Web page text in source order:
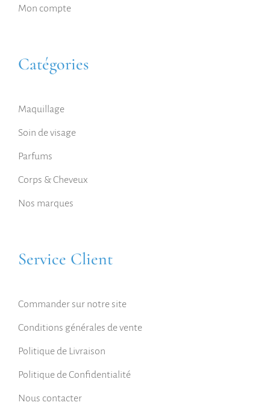
Mon compte
Catégories
Maquillage
Soin de visage
Parfums
Corps & Cheveux
Nos marques
Service Client
Commander sur notre site
Conditions générales de vente
Politique de Livraison
Politique de Confidentialité
Nous contacter